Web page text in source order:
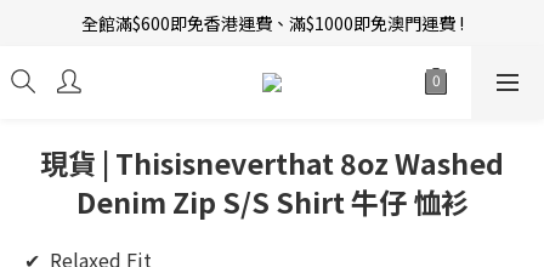
新會員招募中 | 即送 $12 購物金當錢使！
全館滿$600即免香港運費、滿$1000即免澳門運費 !
現貨 | Thisisneverthat 8oz Washed
Denim Zip S/S Shirt 牛仔 恤衫
✔  Relaxed Fit